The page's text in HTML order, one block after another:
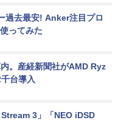
過去最安! Anker注目プロ
ってみた
。産経新聞社がAMD Ryz
台導入
3」「NEO iDSD